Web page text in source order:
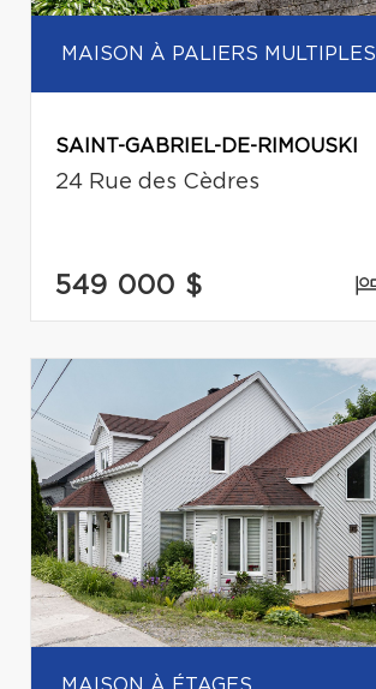
MAISON À PALIERS MULTIPLES
SAINT-GABRIEL-DE-RIMOUSKI
24 Rue des Cèdres
549 000 $